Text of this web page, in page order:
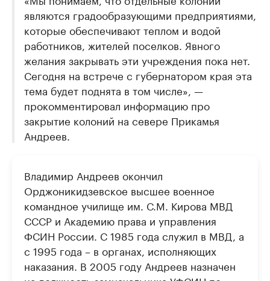
являются градообразующими предприятиями,
которые обеспечивают теплом и водой
работников, жителей поселков. Явного
желания закрывать эти учреждения пока нет.
Сегодня на встрече с губернатором края эта
тема будет поднята в том числе», —
прокомментировал информацию про
закрытие колоний на севере Прикамья
Андреев.
Владимир Андреев окончил
Орджоникидзевское высшее военное
командное училище им. С.М. Кирова МВД
СССР и Академию права и управления
ФСИН России. С 1985 года служил в МВД, а
с 1995 года – в органах, исполняющих
наказания. В 2005 году Андреев назначен